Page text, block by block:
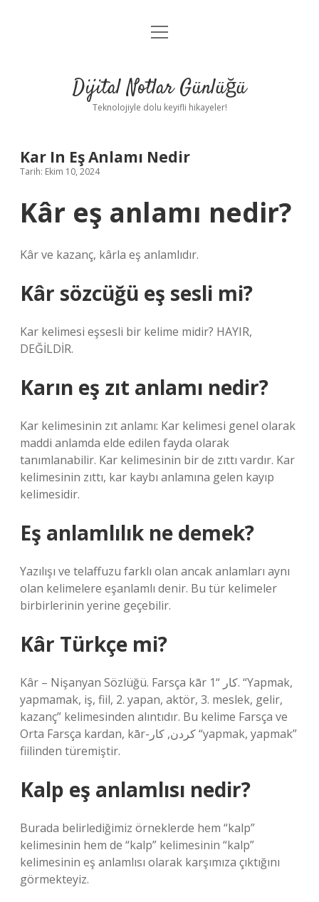
Anasayfa
Yasal Uyarı
menüyü
Dijital Notlar Günlüğü
Teknolojiyle dolu keyifli hikayeler!
Kar In Eş Anlamı Nedir
Tarih: Ekim 10, 2024
Kâr eş anlamı nedir?
Kâr ve kazanç, kârla eş anlamlıdır.
Kâr sözcüğü eş sesli mi?
Kar kelimesi eşsesli bir kelime midir? HAYIR,
DEĞİLDİR.
Karın eş zıt anlamı nedir?
Kar kelimesinin zıt anlamı: Kar kelimesi genel olarak
maddi anlamda elde edilen fayda olarak
tanımlanabilir. Kar kelimesinin bir de zıttı vardır. Kar
kelimesinin zıttı, kar kaybı anlamına gelen kayıp
kelimesidir.
Eş anlamlılık ne demek?
Yazılışı ve telaffuzu farklı olan ancak anlamları aynı
olan kelimelere eşanlamlı denir. Bu tür kelimeler
birbirlerinin yerine geçebilir.
Kâr Türkçe mi?
Kâr – Nişanyan Sözlüğü. Farsça kār کار “1. “Yapmak,
yapmamak, iş, fiil, 2. yapan, aktör, 3. meslek, gelir,
kazanç” kelimesinden alıntıdır. Bu kelime Farsça ve
Orta Farsça kardan, kār-کردن, کار “yapmak, yapmak”
fiilinden türemiştir.
Kalp eş anlamlısı nedir?
Burada belirlediğimiz örneklerde hem “kalp”
kelimesinin hem de “kalp” kelimesinin “kalp”
kelimesinin eş anlamlısı olarak karşımıza çıktığını
görmekteyiz.